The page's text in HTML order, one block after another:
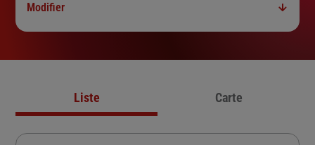
Modifier
Liste Carte